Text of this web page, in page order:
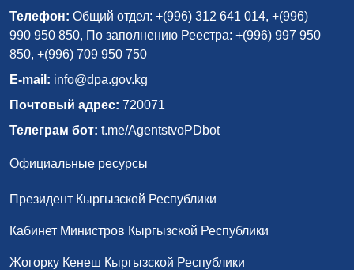
Телефон: Общий отдел: +(996) 312 641 014, +(996)
990 950 850, По заполнению Реестра: +(996) 997 950
850, +(996) 709 950 750
E-mail: info@dpa.gov.kg
Почтовый адрес: 720071
Телеграм бот: t.me/AgentstvoPDbot
Официальные ресурсы
Президент Кыргызской Республики
Кабинет Министров Кыргызской Республики
Жогорку Кенеш Кыргызской Республики